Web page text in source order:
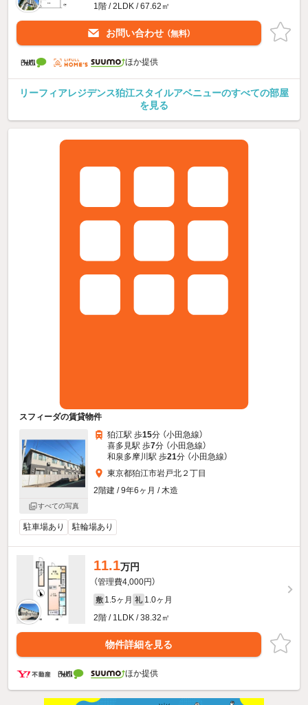
1階 / 2LDK / 67.62㎡
お問い合わせ （無料）
ほか提供
リーフィアレジデンス狛江スタイルアベニューのすべての部屋
を見る
スフィーダの賃貸物件
すべての写真
狛江駅 歩15分 （小田急線）
喜多見駅 歩7分 （小田急線）
和泉多摩川駅 歩21分 （小田急線）
東京都狛江市岩戸北２丁目
2階建 / 9年6ヶ月 / 木造
駐車場あり 駐輪場あり
11.1万円
（管理費4,000円）
敷 1.5ヶ月 礼 1.0ヶ月
2階 / 1LDK / 38.32㎡
物件詳細を見る
ほか提供